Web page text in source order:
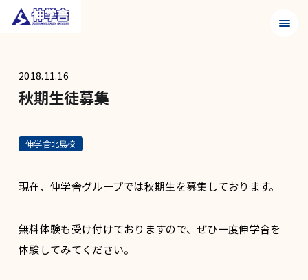
メニ
2018.11.16
秋期生徒募集
伸学舎北島校
現在、伸学舎グループでは秋期生を募集しております。
無料体験も受け付けておりますので、ぜひ一度伸学舎を
体験してみてください。